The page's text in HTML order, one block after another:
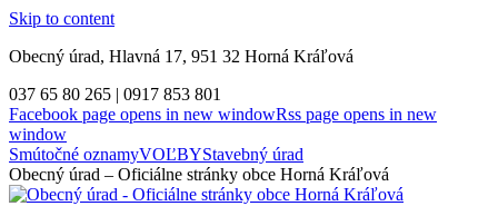
Skip to content
Obecný úrad, Hlavná 17, 951 32 Horná Kráľová
037 65 80 265 | 0917 853 801
Facebook page opens in new windowRss page opens in new
window
Smútočné oznamyVOĽBYStavebný úrad
Obecný úrad – Oficiálne stránky obce Horná Kráľová